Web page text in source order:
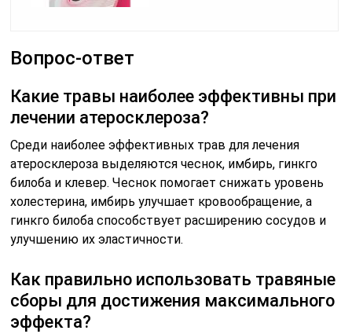
Вопрос-ответ
Какие травы наиболее эффективны при
лечении атеросклероза?
Среди наиболее эффективных трав для лечения
атеросклероза выделяются чеснок, имбирь, гинкго
билоба и клевер. Чеснок помогает снижать уровень
холестерина, имбирь улучшает кровообращение, а
гинкго билоба способствует расширению сосудов и
улучшению их эластичности.
Как правильно использовать травяные
сборы для достижения максимального
эффекта?